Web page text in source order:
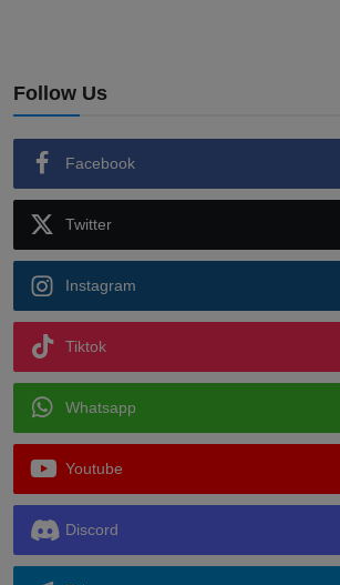
Follow Us
Facebook
Twitter
Instagram
Tiktok
Whatsapp
Youtube
Discord